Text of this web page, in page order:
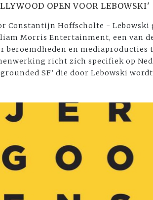
OPEN VOOR LEBOWSKI'
Constantijn Hoffscholte - Lebowski
Morris Entertainment, een van
beroemdheden en mediaproducties
richt zich specifiek op
SF’ die door Lebowski